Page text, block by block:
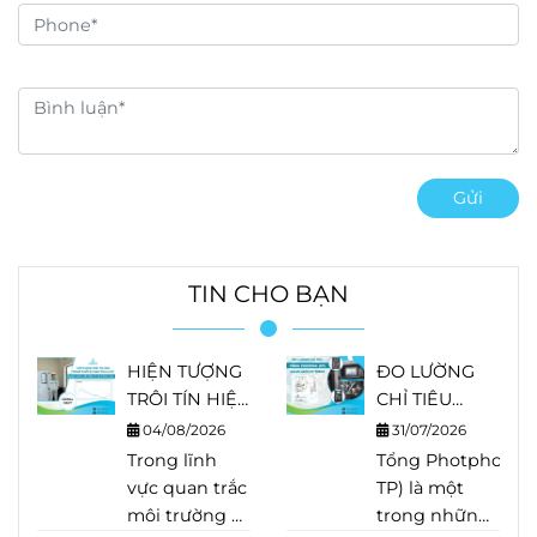
tục này khiến việc lấy
Gửi
TIN CHO BẠN
HIỆN TƯỢNG
TRÔI TÍN HIỆU
TRONG THIẾT
BỊ PHÂN TÍCH
LÀ GÌ?
NGUYÊN
04/08/2026
Trong lĩnh
vực quan trắc
môi trường và
ĐO LƯỜNG
CHỈ TIÊU
TỔNG
PHOTPHO
(TP) BẰNG
HACH EZ
31/07/2026
Tổng Photpho
TP) là một
trong những